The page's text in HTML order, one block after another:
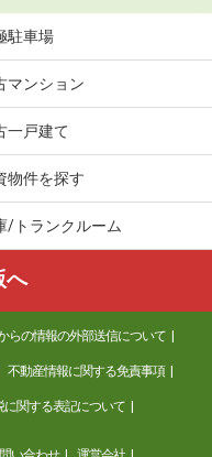
駐車場
マンション
一戸建て
物件を探す
/トランクルーム
へ
らの情報の外部送信について
不動産情報に関する免責事項
に関する表記について